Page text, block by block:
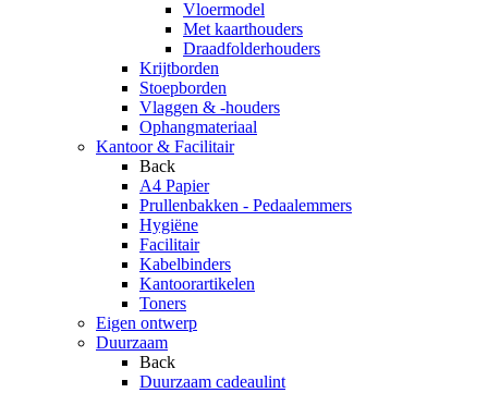
Vloermodel
Met kaarthouders
Draadfolderhouders
Krijtborden
Stoepborden
Vlaggen & -houders
Ophangmateriaal
Kantoor & Facilitair
Back
A4 Papier
Prullenbakken - Pedaalemmers
Hygiëne
Facilitair
Kabelbinders
Kantoorartikelen
Toners
Eigen ontwerp
Duurzaam
Back
Duurzaam cadeaulint